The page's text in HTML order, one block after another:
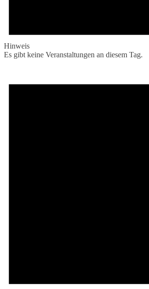
Hinweis
Es gibt keine Veranstaltungen an diesem Tag.